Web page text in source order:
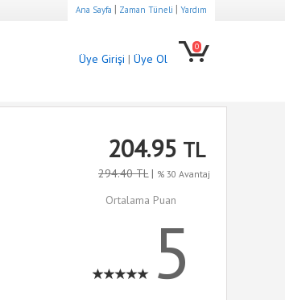
Ana Sayfa | Zaman Tüneli | Yardım
Üye Girişi | Üye Ol
0
204.95 TL
294.40 TL| % 30 Avantaj
Ortalama Puan
5